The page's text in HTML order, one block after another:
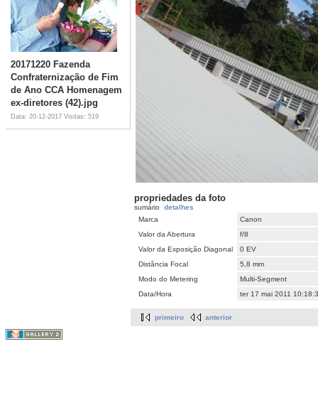
20171220 Fazenda
Confraternização de Fim
de Ano CCA Homenagem
ex-diretores (42).jpg
Data: 20-12-2017 Visitas: 519
propriedades da foto
sumário detalhes
Marca
Canon
Valor da Abertura
f/8
Valor da Exposição Diagonal
0 EV
Distância Focal
5,8 mm
Modo do Metering
Multi-Segment
Data/Hora
ter 17 mai 2011
primeiro anterior